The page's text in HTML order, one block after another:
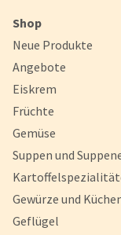
Shop
Neue Produkte
Angebote
Eiskrem
Früchte
Gemüse
Suppen und
Gewürze und
Geflügel